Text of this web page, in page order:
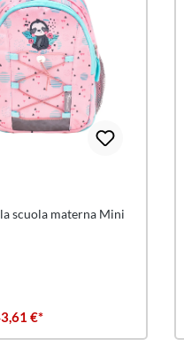
scuola materna Mini
€*